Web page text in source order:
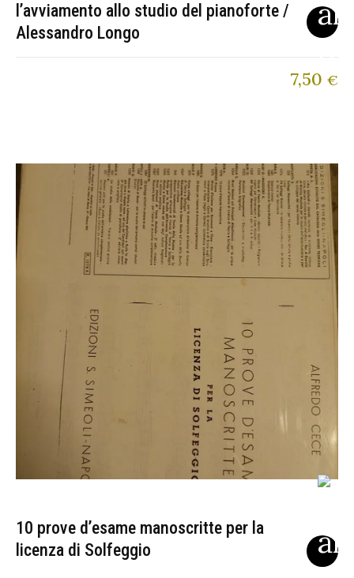
l’avviamento allo studio del pianoforte /
Alessandro Longo
7,50 €
10 prove d’esame manoscritte per la
licenza di Solfeggio